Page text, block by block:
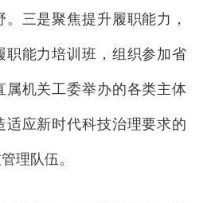
三是聚焦提升履职能力，
职能力培训班，组织参加省
属机关工委举办的各类主体
适应新时代科技治理要求的
理队伍。